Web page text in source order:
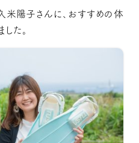
米陽子さんに、おすすめの体
た。